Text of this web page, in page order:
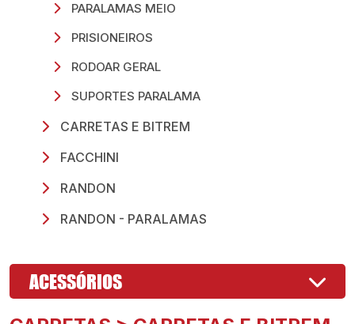
PARALAMAS MEIO
PRISIONEIROS
RODOAR GERAL
SUPORTES PARALAMA
CARRETAS E BITREM
FACCHINI
RANDON
RANDON - PARALAMAS
ACESSÓRIOS